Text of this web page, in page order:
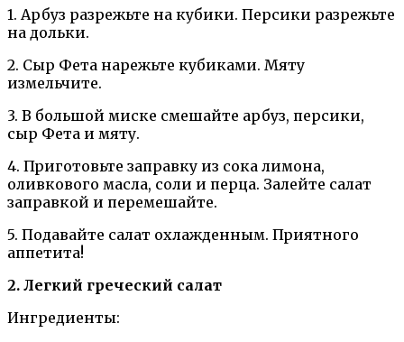
1. Арбуз разрежьте на кубики. Персики разрежьте
на дольки.
2. Сыр Фета нарежьте кубиками. Мяту
измельчите.
3. В большой миске смешайте арбуз, персики,
сыр Фета и мяту.
4. Приготовьте заправку из сока лимона,
оливкового масла, соли и перца. Залейте салат
заправкой и перемешайте.
5. Подавайте салат охлажденным. Приятного
аппетита!
2. Легкий греческий салат
Ингредиенты: